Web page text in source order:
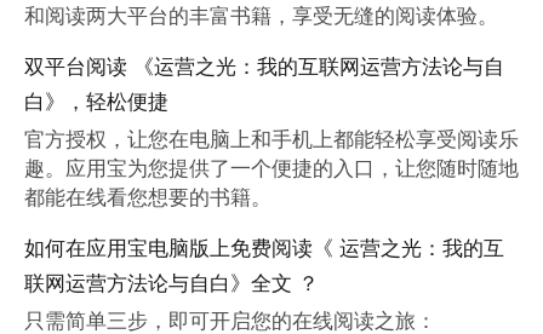
和阅读两大平台的丰富书籍，享受无缝的阅读体验。
双平台阅读 《运营之光：我的互联网运营方法论与自
白》，轻松便捷
官方授权，让您在电脑上和手机上都能轻松享受阅读乐
趣。应用宝为您提供了一个便捷的入口，让您随时随地
都能在线看您想要的书籍。
如何在应用宝电脑版上免费阅读《 运营之光：我的互
联网运营方法论与自白》全文 ？
只需简单三步，即可开启您的在线阅读之旅：